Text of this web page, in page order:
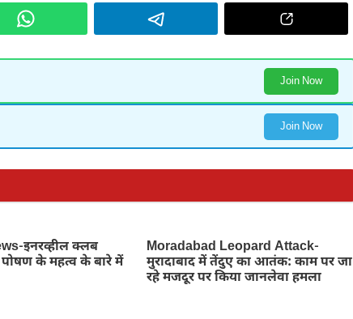
Join Now
Join Now
इनरव्हील क्लब
के महत्व के बारे में
Moradabad Leopard Attack-
मुरादाबाद में तेंदुए का आतंक: काम पर जा
रहे मजदूर पर किया जानलेवा हमला